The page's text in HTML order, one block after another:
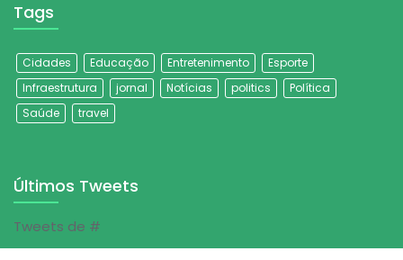
Tags
Cidades Educação Entretenimento
Esporte
Infraestrutura
jornal Notícias politics
Política
Saúde
travel
Últimos Tweets
Tweets de #